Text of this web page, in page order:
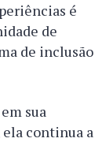
é
de
de inclusão
sua
ela continua a